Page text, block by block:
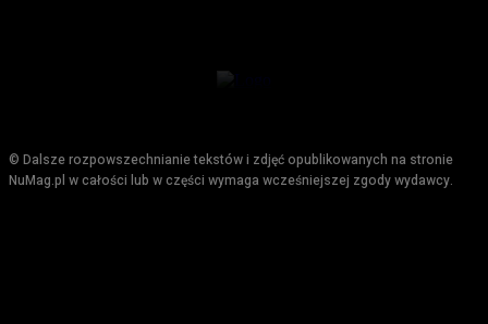
© Dalsze rozpowszechnianie tekstów i zdjęć opublikowanych na stronie
NuMag.pl w całości lub w części wymaga wcześniejszej zgody wydawcy.